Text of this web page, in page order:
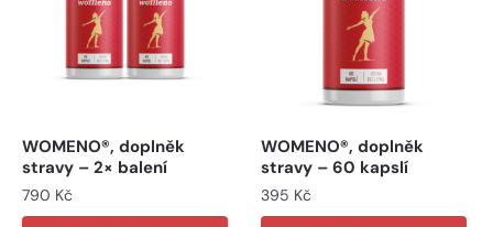
WOMENO®, doplněk
stravy – 2× balení
790 Kč
WOMENO®, doplněk
stravy – 60 kapslí
395 Kč